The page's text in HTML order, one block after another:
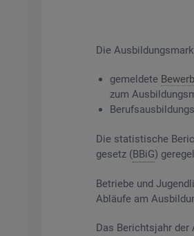
Die
ge­mel­de­te
zum
Die sta­tis­ti­sche
ge­setz (BBiG)
Be­trie­be und
Ab­läu­fe am
Das Be­richts­jahr